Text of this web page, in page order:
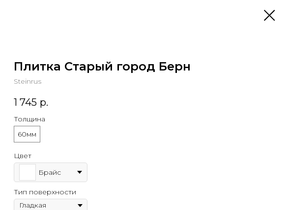
Плитка Старый город Берн
Steinrus
1 745 р.
Толщина
60мм
Цвет
Брайс
Тип поверхности